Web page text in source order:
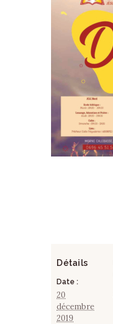
Détails
Date :
20
décembre
2019